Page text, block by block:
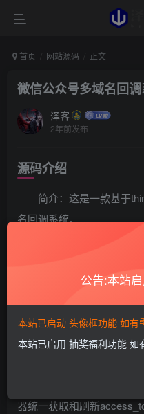
首页 网站源码 正文
微信公众号多域名回
泽客
2年前发布
源码介绍
简介：这是一款基于
名回调系统。
本系统有如下功能：
公众号后台默认只能授权2
网站后台支持回调域名
查看。
微信access_token获
器统一获取和刷新
公告:本站
本站已启动 头像框功能 如有
本站已启用 抽奖福利功能 如